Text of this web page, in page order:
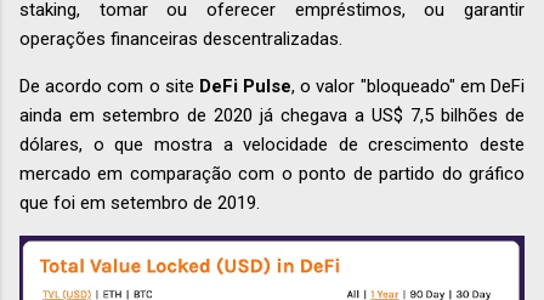
staking, tomar ou oferecer empréstimos, ou garantir
operações financeiras descentralizadas.
De acordo com o site DeFi Pulse, o valor "bloqueado" em DeFi
ainda em setembro de 2020 já chegava a US$ 7,5 bilhões de
dólares, o que mostra a velocidade de crescimento deste
mercado em comparação com o ponto de partido do gráfico
que foi em setembro de 2019.